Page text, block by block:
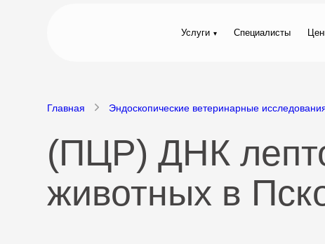
Услуги Специалисты
Главная Эндоскопические ветеринарные
(ПЦР) ДНК
животных в